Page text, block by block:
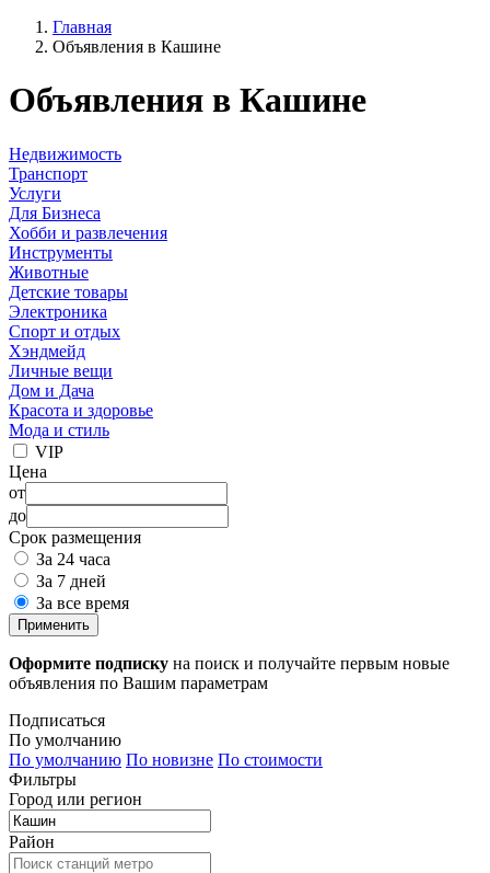
Главная
Объявления в Кашине
Объявления в Кашине
Недвижимость
Транспорт
Услуги
Для Бизнеса
Хобби и развлечения
Инструменты
Животные
Детские товары
Электроника
Спорт и отдых
Хэндмейд
Личные вещи
Дом и Дача
Красота и здоровье
Мода и стиль
VIP
Цена
от
до
Срок размещения
За 24 часа
За 7 дней
За все время
Применить
Оформите подписку на поиск и получайте первым новые
объявления по Вашим параметрам
Подписаться
По умолчанию
По умолчанию По новизне По стоимости
Фильтры
Город или регион
Район